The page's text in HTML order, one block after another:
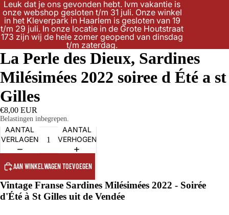
Leuk dat je ons gevonden hebt. Ivm vakantie is
onze webshop gesloten t/m 31 juli. Onze winkel
in het Kleverpark in Haarlem is gesloten van 19
t/m 29 juli. In onze locatie in de Grote Houtstraat
173 zijn wij de hele zomer geopend van dinsdag
t/m zaterdag.
La Perle des Dieux, Sardines
Milésimées 2022 soiree d Été a st
Gilles
€8,00 EUR
Belastingen inbegrepen.
AANTAL
VERLAGEN
AANTAL
VERHOGEN
AAN WINKELWAGEN TOEVOEGEN
Vintage Franse Sardines Milésimées 2022 - Soirée
d'Été à St Gilles uit de Vendée